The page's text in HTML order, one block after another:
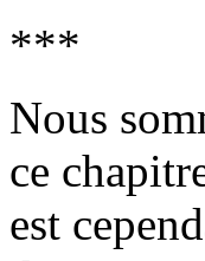
***
Nous
ce
est